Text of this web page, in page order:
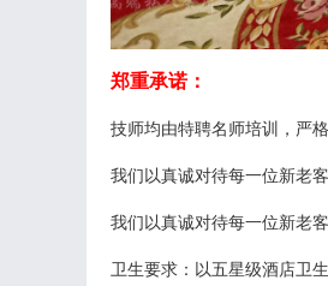
郑重承诺：
技师均由特聘名师培训，严
我们以真诚对待每一位新老
我们以真诚对待每一位新老
卫生要求：以五星级酒店卫